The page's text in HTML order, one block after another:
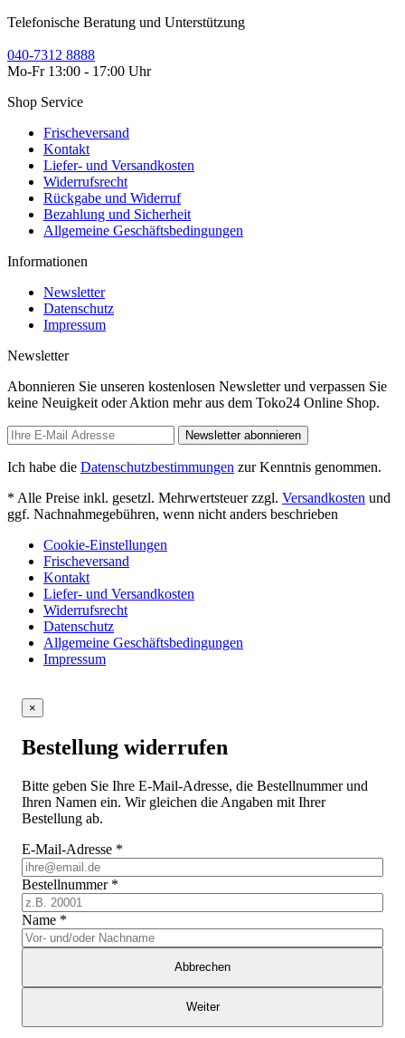
Telefonische Beratung und Unterstützung
040-7312 8888
Mo-Fr 13:00 - 17:00 Uhr
Shop Service
Frischeversand
Kontakt
Liefer- und Versandkosten
Widerrufsrecht
Rückgabe und Widerruf
Bezahlung und Sicherheit
Allgemeine Geschäftsbedingungen
Informationen
Newsletter
Datenschutz
Impressum
Newsletter
Abonnieren Sie unseren kostenlosen Newsletter und verpassen Sie
keine Neuigkeit oder Aktion mehr aus dem Toko24 Online Shop.
Newsletter abonnieren
Ich habe die Datenschutzbestimmungen zur Kenntnis genommen.
* Alle Preise inkl. gesetzl. Mehrwertsteuer zzgl. Versandkosten und
ggf. Nachnahmegebühren, wenn nicht anders beschrieben
Cookie-Einstellungen
Frischeversand
Kontakt
Liefer- und Versandkosten
Widerrufsrecht
Datenschutz
Allgemeine Geschäftsbedingungen
Impressum
×
Bestellung widerrufen
Bitte geben Sie Ihre E-Mail-Adresse, die Bestellnummer und
Ihren Namen ein. Wir gleichen die Angaben mit Ihrer
Bestellung ab.
E-Mail-Adresse *
Bestellnummer *
Name *
Abbrechen
Weiter